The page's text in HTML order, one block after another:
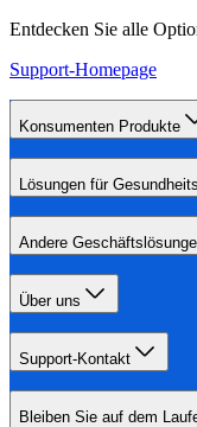
Entdecken Sie alle
Support-Homepage
Konsumenten Produkte
Lösungen für
Andere
Über uns
Support-Kontakt
Bleiben Sie auf dem